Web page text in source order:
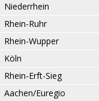
Niederrhein
Rhein-Ruhr
Rhein-Wupper
Köln
Rhein-Erft-Sieg
Aachen/Euregio